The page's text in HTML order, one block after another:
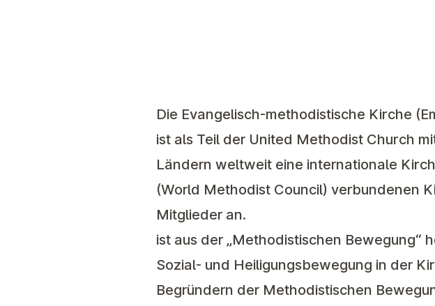
Die Evangelisch-methodistische Kirche
ist als Teil der United Methodist Church
Ländern weltweit eine internationale
(World Methodist Council) verbundenen
Mitglieder an.
ist aus der „Methodistischen Bewegung“
Sozial- und Heiligungsbewegung in der
Begründern der Methodistischen